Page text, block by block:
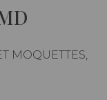
MOQUETTES,